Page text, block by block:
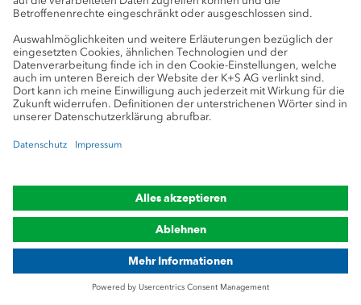
mit unseren Produkten und der
Erfahrung aus 130 Jahren Geschichte.
K+S-Websites
Landwirtschaft
Industrie